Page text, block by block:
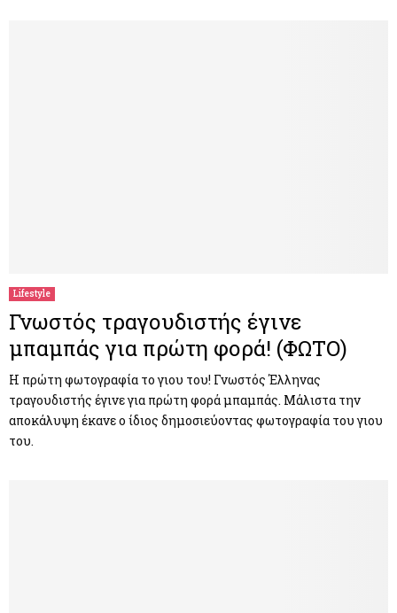
Lifestyle
Γνωστός τραγουδιστής έγινε
μπαμπάς για πρώτη φορά! (ΦΩΤΟ)
Η πρώτη φωτογραφία το γιου του! Γνωστός Έλληνας
τραγουδιστής έγινε για πρώτη φορά μπαμπάς. Μάλιστα την
αποκάλυψη έκανε ο ίδιος δημοσιεύοντας φωτογραφία του γιου
του.